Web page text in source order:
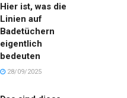
Hier ist, was die
Linien auf
Badetüchern
eigentlich
bedeuten
28/09/2025